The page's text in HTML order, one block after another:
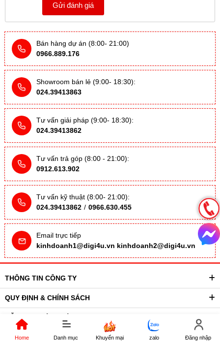
Gửi đánh giá
Bán hàng dự án (8:00- 21:00)
0966.889.176
Showroom bán lẻ (9:00- 18:30):
024.39413863
Tư vấn giải pháp (9:00- 18:30):
024.39413862
Tư vấn trả góp (8:00 - 21:00):
0912.613.902
Tư vấn kỹ thuật (8:00- 21:00):
024.39413862 / 0966.630.455
Email trực tiếp
kinhdoanh1@digi4u.vn kinhdoanh2@digi4u.vn
THÔNG TIN CÔNG TY
QUY ĐỊNH & CHÍNH SÁCH
HỖ TRỢ KHÁCH HÀNG
Đăng ký nhận tin khuyến mãi
Home Danh mục Khuyến mại zalo Đăng nhập